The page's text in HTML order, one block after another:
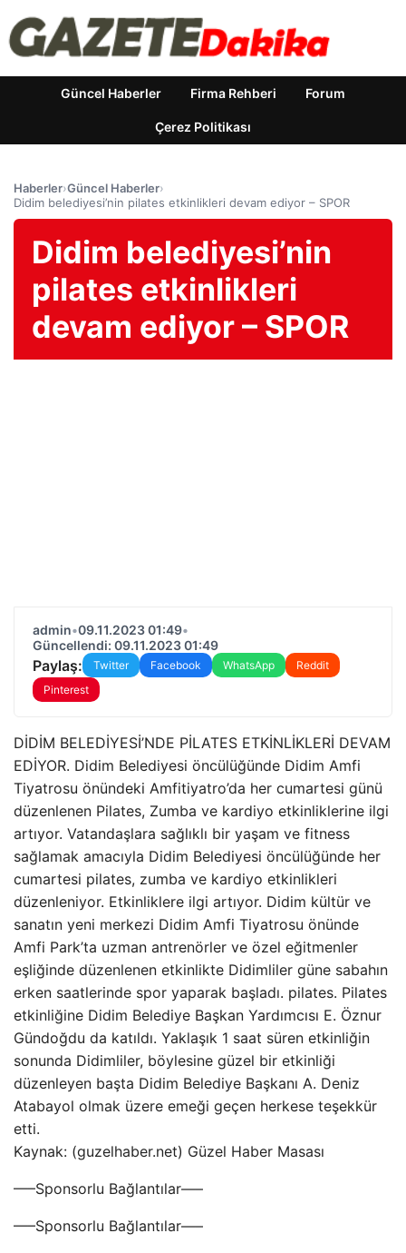
Güncel Haberler Firma Rehberi Forum
Çerez Politikası
Haberler›Güncel Haberler›
Didim belediyesi’nin pilates etkinlikleri devam ediyor – SPOR
Didim belediyesi’nin
pilates etkinlikleri
devam ediyor – SPOR
admin•09.11.2023 01:49•
Güncellendi: 09.11.2023 01:49
Paylaş: Twitter Facebook WhatsApp
Reddit
Pinterest
DİDİM BELEDİYESİ’NDE PİLATES ETKİNLİKLERİ DEVAM
EDİYOR. Didim Belediyesi öncülüğünde Didim Amfi
Tiyatrosu önündeki Amfitiyatro’da her cumartesi günü
düzenlenen Pilates, Zumba ve kardiyo etkinliklerine ilgi
artıyor. Vatandaşlara sağlıklı bir yaşam ve fitness
sağlamak amacıyla Didim Belediyesi öncülüğünde her
cumartesi pilates, zumba ve kardiyo etkinlikleri
düzenleniyor. Etkinliklere ilgi artıyor. Didim kültür ve
sanatın yeni merkezi Didim Amfi Tiyatrosu önünde
Amfi Park’ta uzman antrenörler ve özel eğitmenler
eşliğinde düzenlenen etkinlikte Didimliler güne sabahın
erken saatlerinde spor yaparak başladı. pilates. Pilates
etkinliğine Didim Belediye Başkan Yardımcısı E. Öznur
Gündoğdu da katıldı. Yaklaşık 1 saat süren etkinliğin
sonunda Didimliler, böylesine güzel bir etkinliği
düzenleyen başta Didim Belediye Başkanı A. Deniz
Atabayol olmak üzere emeği geçen herkese teşekkür
etti.
Kaynak: (guzelhaber.net) Güzel Haber Masası
—–Sponsorlu Bağlantılar—–
—–Sponsorlu Bağlantılar—–